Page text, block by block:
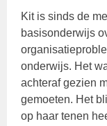
Kit is sinds de
basisonderwijs
onderwijs. Het
achteraf gezien
gemoeten. Het
op haar tenen